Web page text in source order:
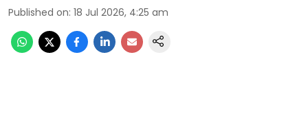
Published on: 18 Jul 2026, 4:25 am